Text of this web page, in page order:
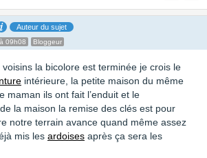
Auteur du sujet
09h08 Bloggeur
la bicolore est terminée je crois le
intérieure, la petite maison du même
maman ils ont fait l’enduit et le
la maison la remise des clés est pour
notre terrain avance quand même assez
mis les ardoises après ça sera les